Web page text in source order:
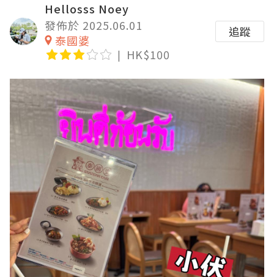
Hellosss Noey
發佈於 2025.06.01
泰國婆
HK$100
追蹤